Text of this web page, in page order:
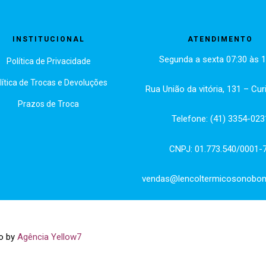
INSTITUCIONAL
Política de Privacidade
de Trocas e Devoluções
Prazos de Troca
ATENDIMENTO
Segunda a sexta 07:30 às
Rua União da vitória, 131 –
Telefone: (41) 3354-
CNPJ: 01.773.540/0001-
by Agência Yellow7